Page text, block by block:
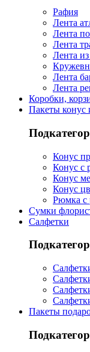
Рафия
Лента
Лента
Лента
Лента
Лента
Лента
Коробки,
Пакеты конус
Конус
Конус с
Конус
Конус
Рюмка с
Сумки
Салфетки
Пакеты